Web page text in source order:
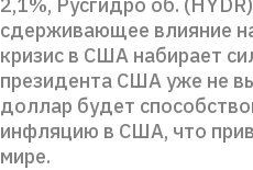
сдерживающее влияние
кризис в США набирает
президента США уже не
доллар будет
инфляцию в США, что
мире.